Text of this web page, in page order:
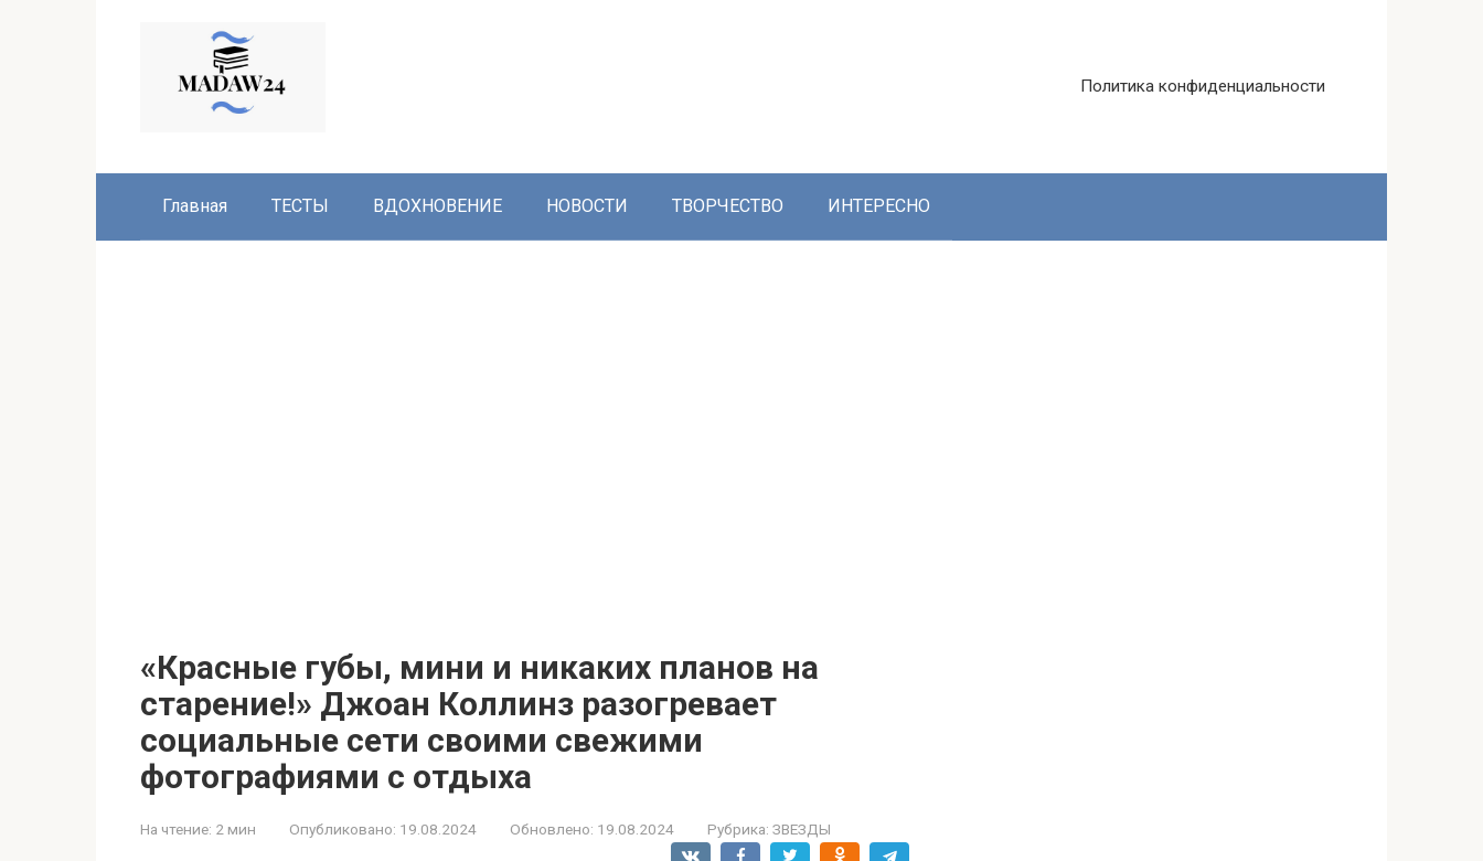
Политика конфиденциальности
Главная ТЕСТЫ ВДОХНОВЕНИЕ НОВОСТИ ТВОРЧЕСТВО ИНТЕРЕСНО
«Красные губы, мини и никаких планов на
старение!» Джоан Коллинз разогревает
социальные сети своими свежими
фотографиями с отдыха
На чтение: 2 мин Опубликовано: 19.08.2024 Обновлено: 19.08.2024 Рубрика: ЗВЕЗДЫ